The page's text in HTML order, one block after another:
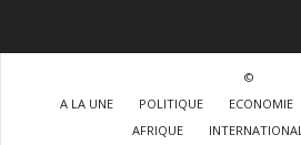
©
A LA UNE
POLITIQUE ECONOMIE
AFRIQUE
INTERNATIONAL